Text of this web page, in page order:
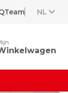
NL